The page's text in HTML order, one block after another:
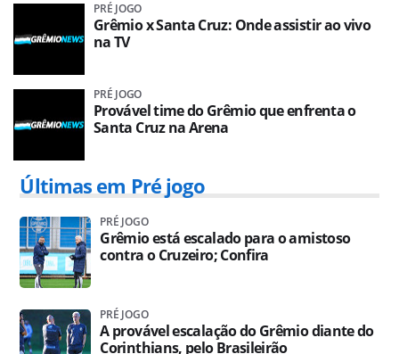
PRÉ JOGO
Grêmio x Santa Cruz: Onde assistir ao vivo
na TV
PRÉ JOGO
Provável time do Grêmio que enfrenta o
Santa Cruz na Arena
Últimas em Pré jogo
PRÉ JOGO
Grêmio está escalado para o amistoso
contra o Cruzeiro; Confira
PRÉ JOGO
A provável escalação do Grêmio diante do
Corinthians, pelo Brasileirão